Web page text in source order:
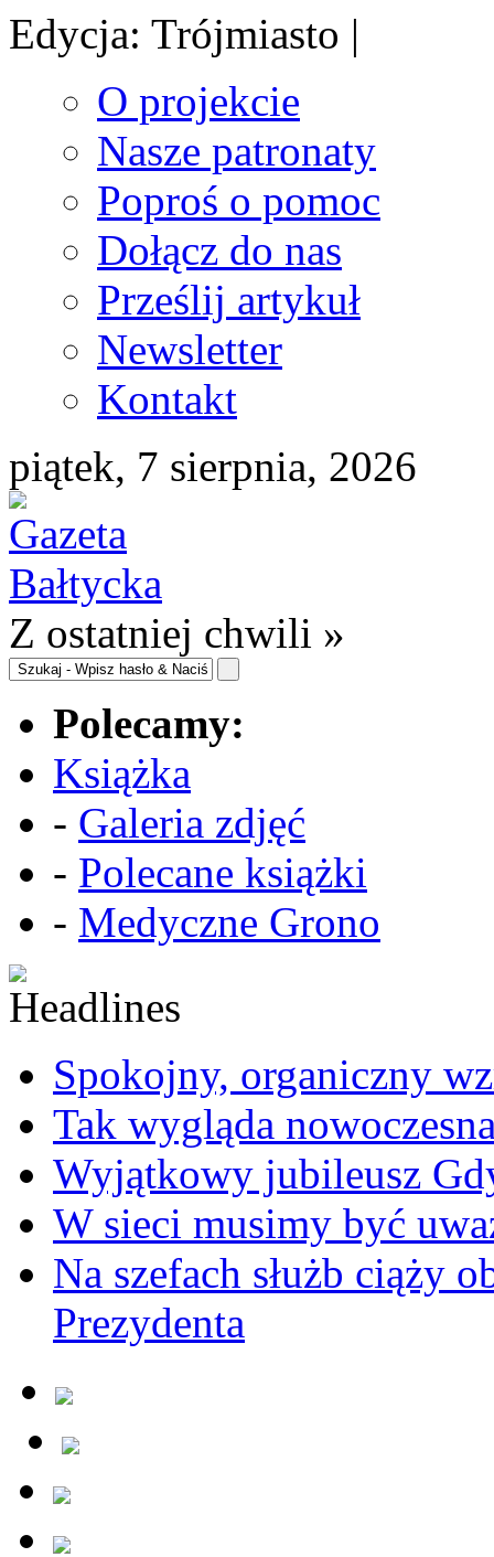
Edycja: Trójmiasto |
O projekcie
Nasze patronaty
Poproś o pomoc
Dołącz do nas
Prześlij artykuł
Newsletter
Kontakt
piątek, 7 sierpnia, 2026
Z ostatniej chwili »
Polecamy:
Książka
- Galeria zdjęć
- Polecane książki
- Medyczne Grono
Spokojny, organiczny
Tak wygląda
Wyjątkowy jubileusz
W sieci musimy być
Na szefach służb ciąży
Prezydenta